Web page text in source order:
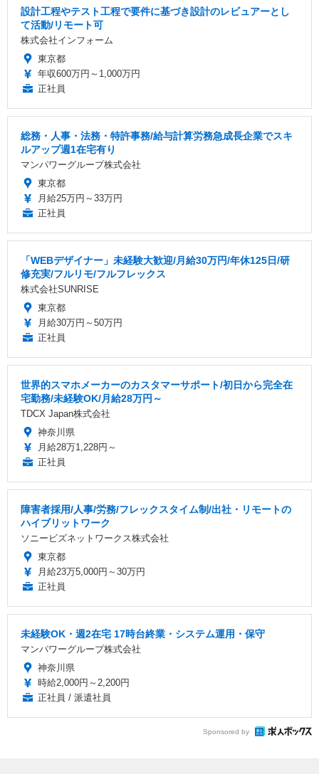
設計工程やテスト工程で要件に基づき設計のレビュアーとし
て活動/リモート可
株式会社インフォーム
東京都
年収600万円～1,000万円
正社員
総務・人事・法務・特許事務/給与計算労務急成長企業でスキ
ルアップ週1在宅有り
マンパワーグループ株式会社
東京都
月給25万円～33万円
正社員
「WEBデザイナー」未経験大歓迎/月給30万円/年休125日/研
修充実/フルリモ/フルフレックス
株式会社SUNRISE
東京都
月給30万円～50万円
正社員
世界的スマホメーカーのカスタマーサポート/初日から完全在
宅勤務/未経験OK/月給28万円～
TDCX Japan株式会社
神奈川県
月給28万1,228円～
正社員
障害者採用/人事/労務/フレックスタイム制/出社・リモートの
ハイブリットワーク
ソニービズネットワークス株式会社
東京都
月給23万5,000円～30万円
正社員
未経験OK・週2在宅 17時台終業・システム運用・保守
マンパワーグループ株式会社
神奈川県
時給2,000円～2,200円
正社員 / 派遣社員
Sponsored by